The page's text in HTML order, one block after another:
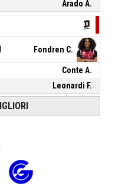
Arado A.
Fondren C.
Conte A.
Leonardi F.